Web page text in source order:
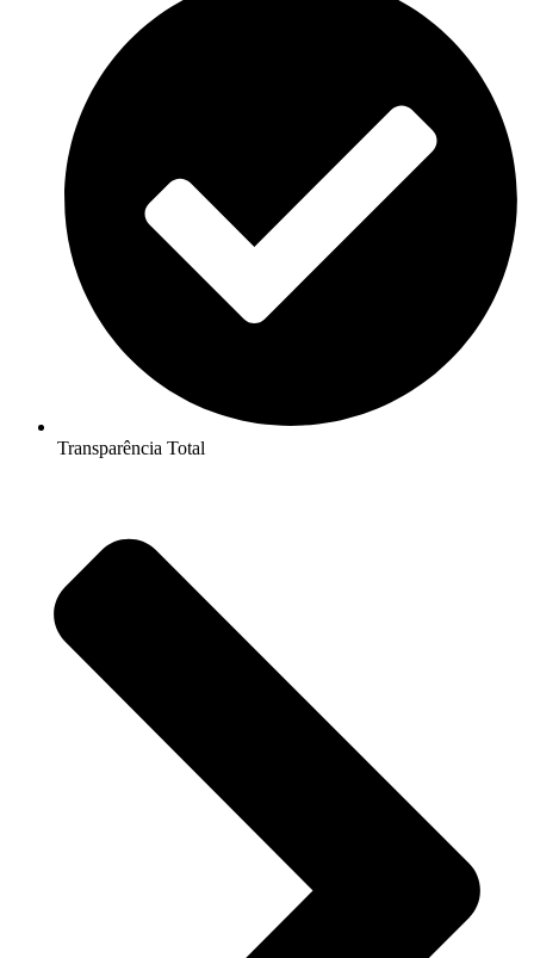
Transparência Total